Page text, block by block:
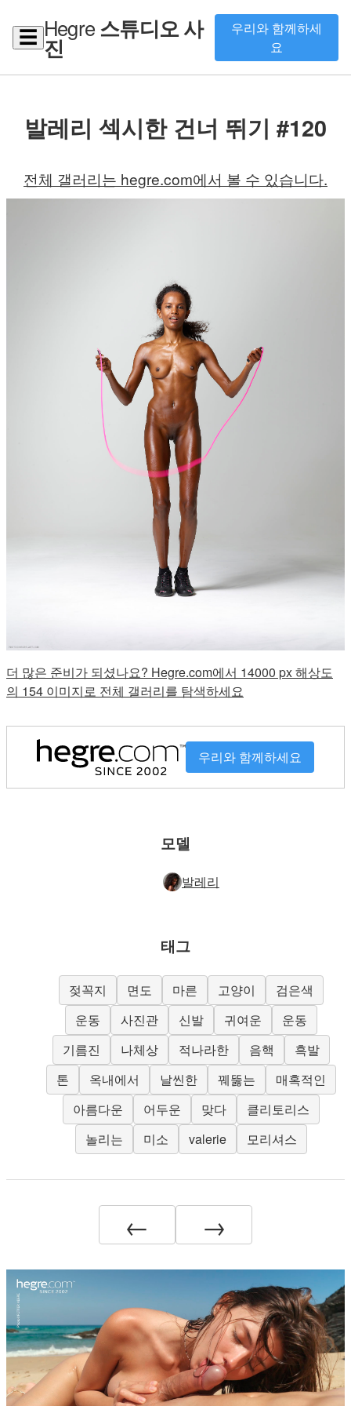
☰ Hegre스튜디오 사
진
우리와 함께하세
요
발레리 섹시한 건너 뛰기 #120
전체 갤러리는 hegre.com에서 볼 수 있습니다.
더 많은 준비가 되셨나요? Hegre.com에서 14000 px 해상도
의 154 이미지로 전체 갤러리를 탐색하세요
우리와 함께하세요
모델
발레리
태그
젖꼭지 면도 마른 고양이
검은색
운동
사진관 신발 귀여운
운동
기름진
나체상 적나라한 음핵
흑발
톤
옥내에서 날씬한 꿰뚫는
매혹적인
아름다운
어두운 맞다
클리토리스
놀리는
미소 valerie 모리셔스
← →